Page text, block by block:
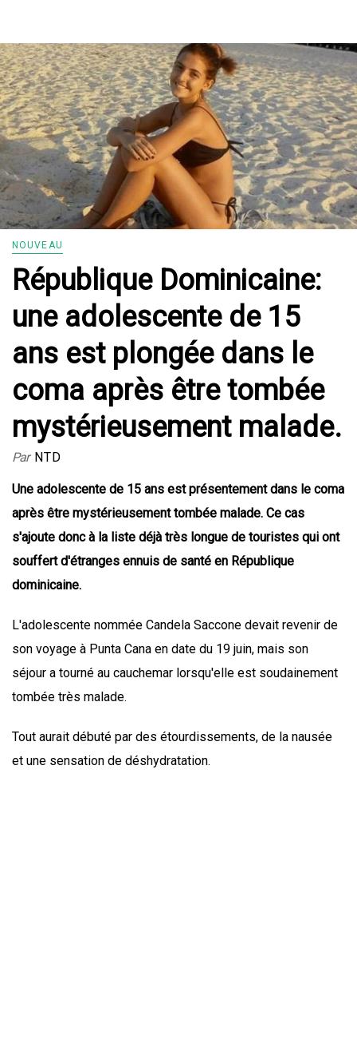
NOUVEAU
République Dominicaine:
une adolescente de 15
ans est plongée dans le
coma après être tombée
mystérieusement malade.
Par NTD
Une adolescente de 15 ans est présentement dans le coma
après être mystérieusement tombée malade. Ce cas
s'ajoute donc à la liste déjà très longue de touristes qui ont
souffert d'étranges ennuis de santé en République
dominicaine.
L'adolescente nommée Candela Saccone devait revenir de
son voyage à Punta Cana en date du 19 juin, mais son
séjour a tourné au cauchemar lorsqu'elle est soudainement
tombée très malade.
Tout aurait débuté par des étourdissements, de la nausée
et une sensation de déshydratation.